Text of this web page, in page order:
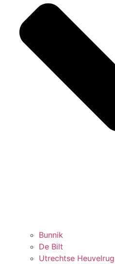
Bunnik
De Bilt
Utrechtse Heuvelrug